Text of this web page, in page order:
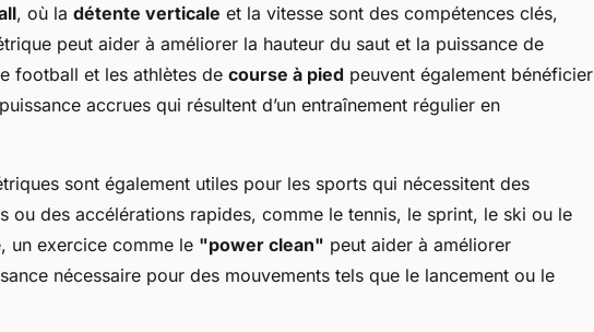
, où la détente verticale et la vitesse sont des compétences clés,
peut aider à améliorer la hauteur du saut et la puissance de
football et les athlètes de course à pied peuvent également bénéficier
accrues qui résultent d’un entraînement régulier en
sont également utiles pour les sports qui nécessitent des
ou des accélérations rapides, comme le tennis, le sprint, le ski ou le
un exercice comme le "power clean" peut aider à améliorer
nécessaire pour des mouvements tels que le lancement ou le